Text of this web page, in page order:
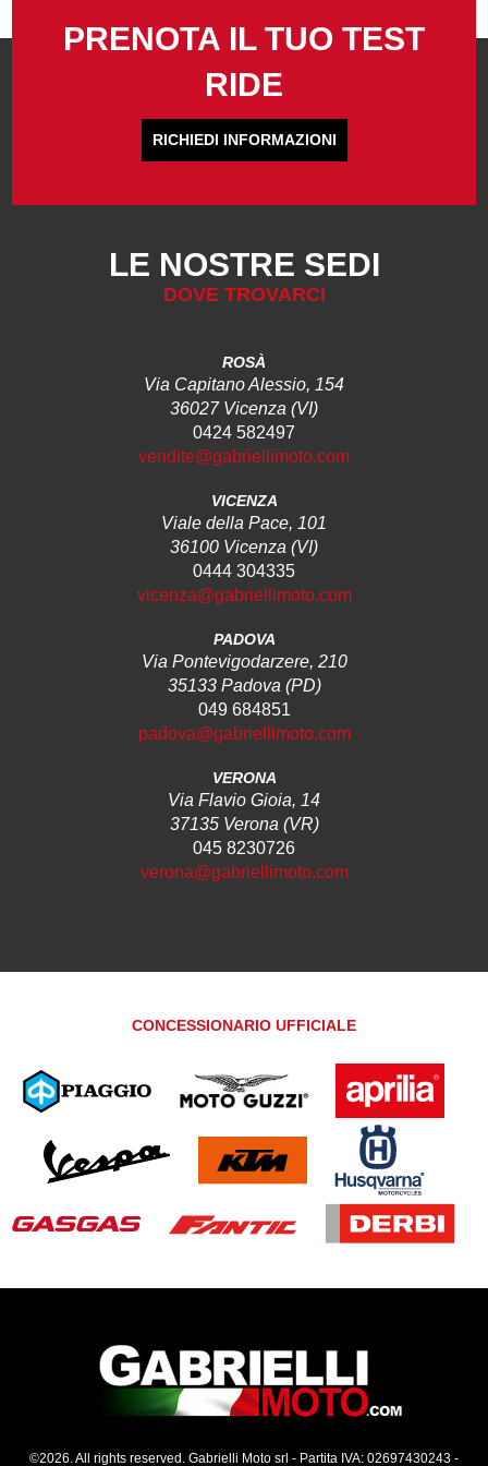
PRENOTA IL TUO TEST
RIDE
RICHIEDI INFORMAZIONI
LE NOSTRE SEDI
DOVE TROVARCI
ROSÀ
Via Capitano Alessio, 154
36027 Vicenza (VI)
0424 582497
vendite@gabriellimoto.com
VICENZA
Viale della Pace, 101
36100 Vicenza (VI)
0444 304335
vicenza@gabriellimoto.com
PADOVA
Via Pontevigodarzere, 210
35133 Padova (PD)
049 684851
padova@gabriellimoto.com
VERONA
Via Flavio Gioia, 14
37135 Verona (VR)
045 8230726
verona@gabriellimoto.com
CONCESSIONARIO UFFICIALE
©2026. All rights reserved. Gabrielli Moto srl - Partita IVA: 02697430243 -